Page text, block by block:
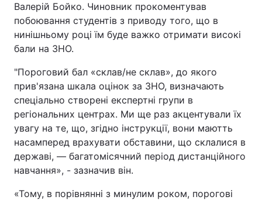
Валерій Бойко. Чиновник прокоментував
побоювання студентів з приводу того, що в
нинішньому році їм буде важко отримати високі
бали на ЗНО.
"Пороговий бал «склав/не склав», до якого
прив'язана шкала оцінок за ЗНО, визначають
спеціально створені експертні групи в
регіональних центрах. Ми ще раз акцентували їх
увагу на те, що, згідно інструкції, вони маютть
насамперед врахувати обставини, що склалися в
державі, — багатомісячний період дистанційного
навчання», - зазначив він.
«Тому, в порівнянні з минулим роком, порогові